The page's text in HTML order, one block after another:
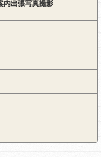
内出張写真撮影